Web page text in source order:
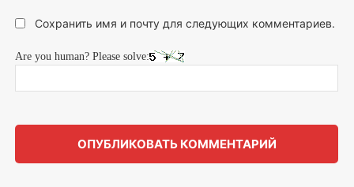
Сохранить имя и почту для следующих комментариев.
Are you human? Please solve: